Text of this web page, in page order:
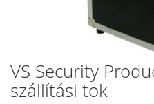
VS Security
szállítási tok
Ugrás
a
képgaléria